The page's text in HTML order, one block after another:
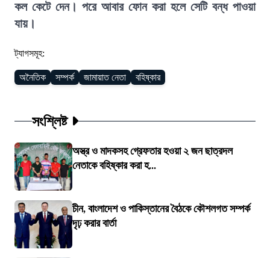
কল কেটে দেন। পরে আবার ফোন করা হলে সেটি বন্ধ পাওয়া
যায়।
ট্যাগসমূহ:
অনৈতিক সম্পর্ক জামায়াত নেতা বহিষ্কার
সংশ্লিষ্ট
অস্ত্র ও মাদকসহ গ্রেফতার হওয়া ২ জন ছাত্রদল
নেতাকে বহিষ্কার করা হ...
চীন, বাংলাদেশ ও পাকিস্তানের বৈঠকে কৌশলগত সম্পর্ক
দৃঢ় করার বার্তা